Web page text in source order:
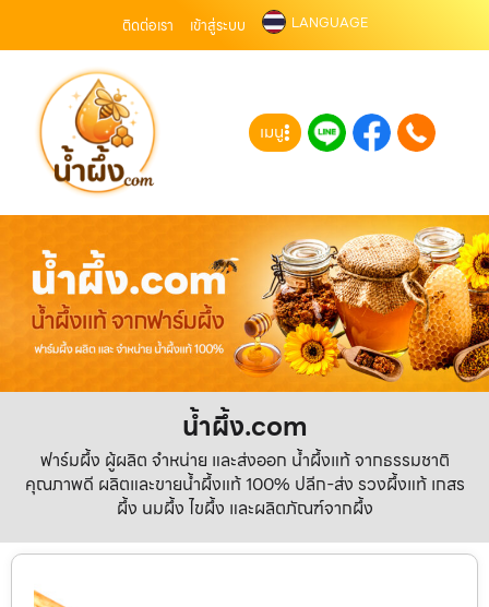
ติดต่อเรา เข้าสู่ระบบ LANGUAGE
เมนู
น้ำผึ้ง.com
ฟาร์มผึ้ง ผู้ผลิต จำหน่าย และส่งออก น้ำผึ้งแท้ จากธรรมชาติ
คุณภาพดี ผลิตและขายน้ำผึ้งแท้ 100% ปลีก-ส่ง รวงผึ้งแท้ เกสร
ผึ้ง นมผึ้ง ไขผึ้ง และผลิตภัณฑ์จากผึ้ง